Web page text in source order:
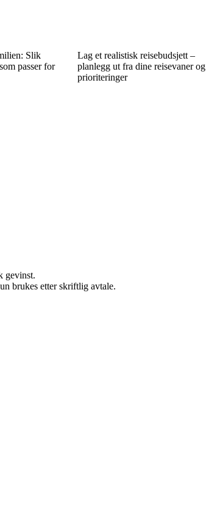
Slik
passer for
Lag et realistisk reisebudsjett –
planlegg ut fra dine reisevaner og
prioriteringer
gevinst.
brukes etter skriftlig avtale.